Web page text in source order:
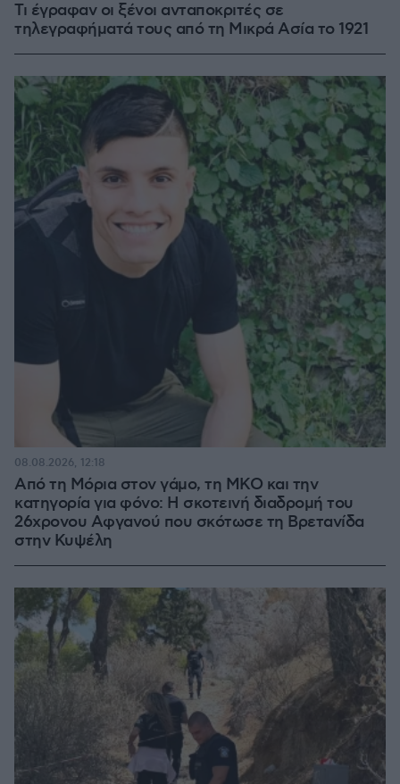
Τι έγραφαν οι ξένοι ανταποκριτές σε
τηλεγραφήματά τους από τη Μικρά Ασία το 1921
Από τη Μόρια στον γάμο, τη ΜΚΟ και την
κατηγορία για φόνο: Η σκοτεινή διαδρομή του
26χρονου Αφγανού που σκότωσε τη Βρετανίδα
στην Κυψέλη
08.08.2026, 12:18